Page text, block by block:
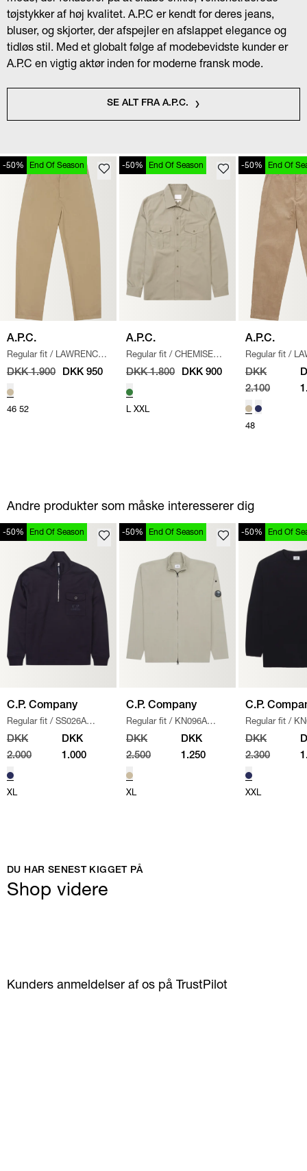
tøjstykker af høj kvalitet. A.P.C er kendt for deres jeans,
bluser, og skjorter, der afspejler en afslappet elegance og
tidløs stil. Med et globalt følge af modebevidste kunder er
A.P.C en vigtig aktør inden for moderne fransk mode.
SE ALT FRA A.P.C.
-50% End Of Season
A.P.C.
Regular fit / LAWRENCE
CHINO BUKSER / BEIGE
DKK 1.900 DKK 950
46 52
-50% End Of Season
A.P.C.
Regular fit / CHEMISE
WARREN SKJORTE /
DKK 1.800 DKK 900
L XXL
-50% End Of
A.P.C.
Regular fit /
BUKSER
DKK
2.100
48
Andre produkter som måske interesserer dig
-50% End Of Season
C.P. Company
Regular fit / SS026A
005086W SWEATSHIRT
DKK
2.000
DKK
1.000
XL
-50% End Of Season
C.P. Company
Regular fit / KN096A
110560A STRIK / SAND
DKK
2.500
DKK
1.250
XL
-50% End Of
C.P.
Regular fit /
/ NAVY
DKK
2.300
XXL
DU HAR SENEST KIGGET PÅ
Shop videre
Kunders anmeldelser af os på TrustPilot